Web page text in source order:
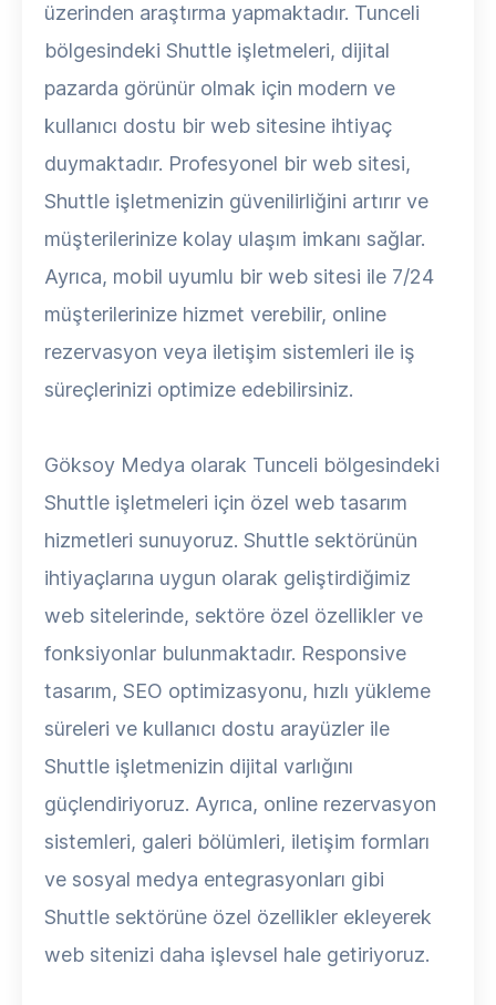
üzerinden araştırma yapmaktadır. Tunceli
bölgesindeki Shuttle işletmeleri, dijital
pazarda görünür olmak için modern ve
kullanıcı dostu bir web sitesine ihtiyaç
duymaktadır. Profesyonel bir web sitesi,
Shuttle işletmenizin güvenilirliğini artırır ve
müşterilerinize kolay ulaşım imkanı sağlar.
Ayrıca, mobil uyumlu bir web sitesi ile 7/24
müşterilerinize hizmet verebilir, online
rezervasyon veya iletişim sistemleri ile iş
süreçlerinizi optimize edebilirsiniz.
Göksoy Medya olarak Tunceli bölgesindeki
Shuttle işletmeleri için özel web tasarım
hizmetleri sunuyoruz. Shuttle sektörünün
ihtiyaçlarına uygun olarak geliştirdiğimiz
web sitelerinde, sektöre özel özellikler ve
fonksiyonlar bulunmaktadır. Responsive
tasarım, SEO optimizasyonu, hızlı yükleme
süreleri ve kullanıcı dostu arayüzler ile
Shuttle işletmenizin dijital varlığını
güçlendiriyoruz. Ayrıca, online rezervasyon
sistemleri, galeri bölümleri, iletişim formları
ve sosyal medya entegrasyonları gibi
Shuttle sektörüne özel özellikler ekleyerek
web sitenizi daha işlevsel hale getiriyoruz.